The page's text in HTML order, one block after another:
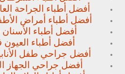
أفضل أطباء الجراحة
أفضل أطباء أمراض
أفضل أطباء
أفضل أطباء العيون
أفضل جراحي طفل
أفضل جراحي الجهاز